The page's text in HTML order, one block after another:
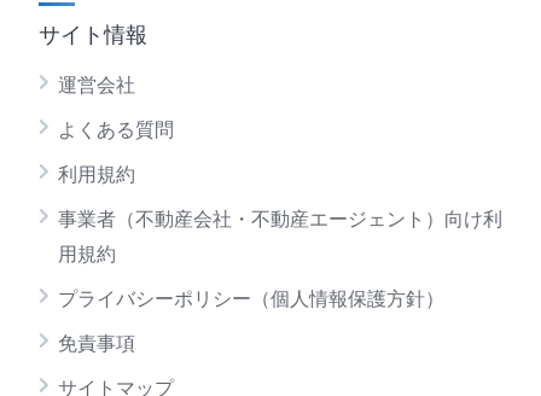
サイト情報
運営会社
よくある質問
利用規約
事業者（不動産会社・不動産エージェント）向け利
用規約
プライバシーポリシー（個人情報保護方針）
免責事項
サイトマップ